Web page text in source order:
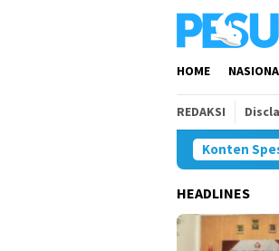
HOME
REDAKSI
Konten
HEADLINES